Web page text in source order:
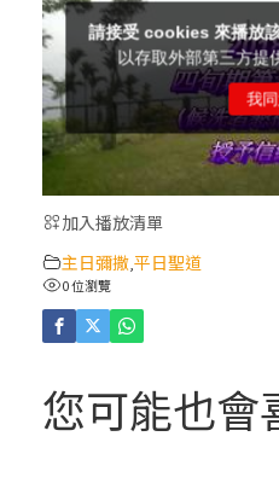
【信仰之旅】
神父
【信仰之旅】
珠老師
(5)黃敏正主教
越的智慧】：完
人相遇
加入播放清單
主日彌撒 ,平日聖道
0 位瀏覽
您可能也會